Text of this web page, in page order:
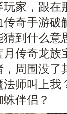
家，跟在
奇手游破
到什么意
传奇龙族
周围没了
师叫上我
伴侣？